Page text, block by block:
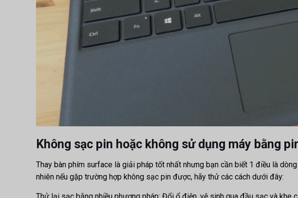
Không sạc pin hoặc không sử dụng máy bằng
Thay bàn phím surface là giải pháp tốt nhất nhưng bạn cần biết 1 điều là
nhiên nếu gặp trường hợp không sạc pin được, hãy thử các cách dưới đây: